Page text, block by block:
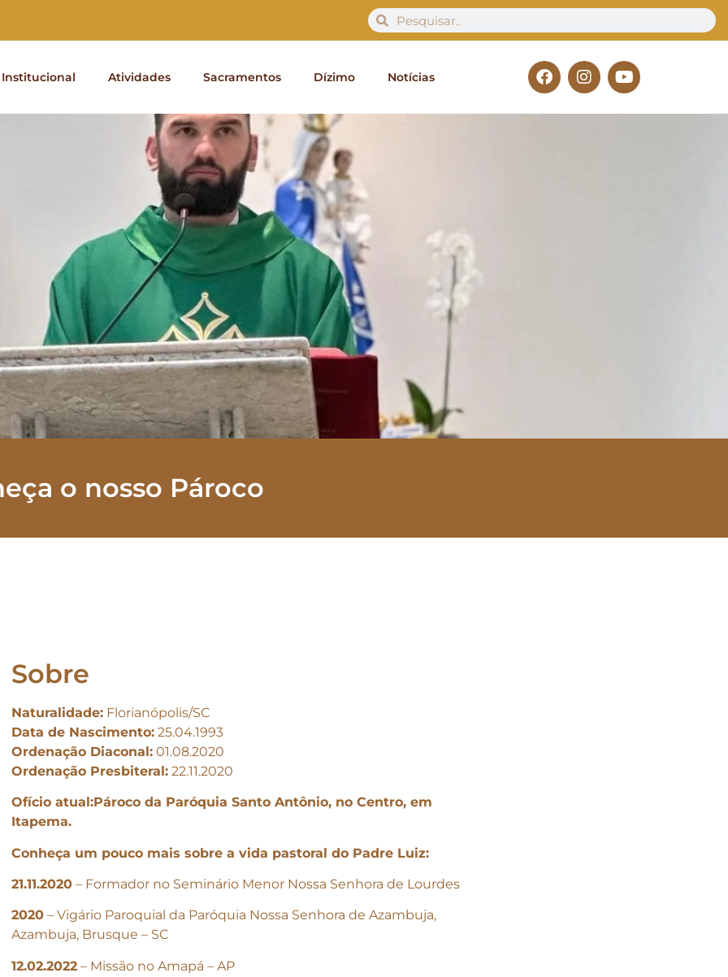
Institucional Atividades Sacramentos Dízimo Notícias
o nosso Pároco
Sobre
Naturalidade:Florianópolis/SC
Data de Nascimento:25.04.1993
Ordenação Diaconal:01.08.2020
Ordenação Presbiteral:22.11.2020
Ofício atual:Pároco da Paróquia Santo Antônio, no Centro, em
Itapema.
Conheça um pouco mais sobre a vida pastoral do Padre Luiz:
21.11.2020– Formador no Seminário Menor Nossa Senhora de Lourdes
2020– Vigário Paroquial da Paróquia Nossa Senhora de Azambuja,
Azambuja, Brusque – SC
12.02.2022– Missão no Amapá – AP